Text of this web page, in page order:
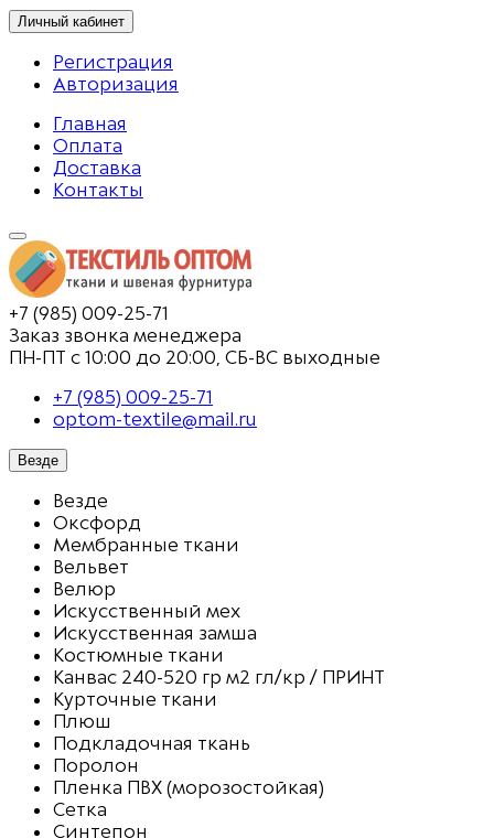
Личный кабинет
Регистрация
Авторизация
Главная
Оплата
Доставка
Контакты
+7 (985) 009-25-71
Заказ звонка менеджера
ПН-ПТ с 10:00 до 20:00, СБ-ВС выходные
+7 (985) 009-25-71
optom-textile@mail.ru
Везде
Везде
Оксфорд
Мембранные ткани
Вельвет
Велюр
Искусственный мех
Искусственная замша
Костюмные ткани
Канвас 240-520 гр м2 гл/кр / ПРИНТ
Курточные ткани
Плюш
Подкладочная ткань
Поролон
Пленка ПВХ (морозостойкая)
Сетка
Синтепон